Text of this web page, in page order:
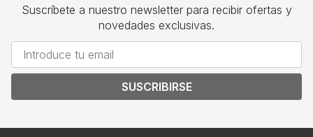
Suscríbete a nuestro newsletter para recibir ofertas y
novedades exclusivas.
SUSCRIBIRSE